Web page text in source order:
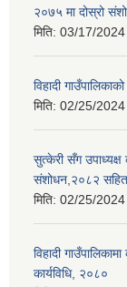
२०७५ मा दोस्रो
मिति: 03/17/
विहादी
मिति: 02/25/
सुत्केरी सँग उपाध्यक्ष
संशोधन,२०८२ सहित
मिति: 02/25/
विहादी
कार्यविधि, २०८०